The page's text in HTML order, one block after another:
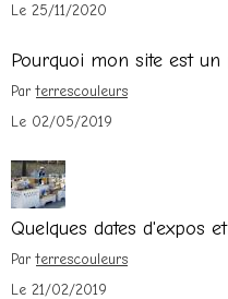
Le 25/11/2020
Pourquoi mon site est
Parterrescouleurs
Le 02/05/2019
Quelques dates d'expos
Parterrescouleurs
Le 21/02/2019